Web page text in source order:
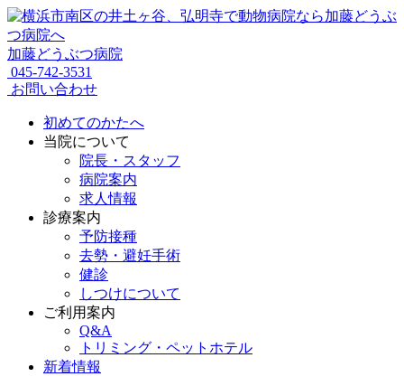
加藤どうぶつ病院
045-742-3531
お問い合わせ
初めてのかたへ
当院について
院長・スタッフ
病院案内
求人情報
診療案内
予防接種
去勢・避妊手術
健診
しつけについて
ご利用案内
Q&A
トリミング・ペットホテル
新着情報